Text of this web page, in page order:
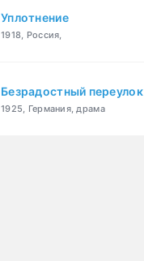
Уплотнение
1918, Россия,
Безрадостный переулок
1925, Германия, драма